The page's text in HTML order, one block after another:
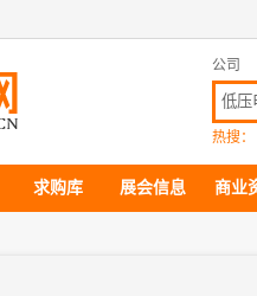
公司
热搜：
求购库 展会信息 商业